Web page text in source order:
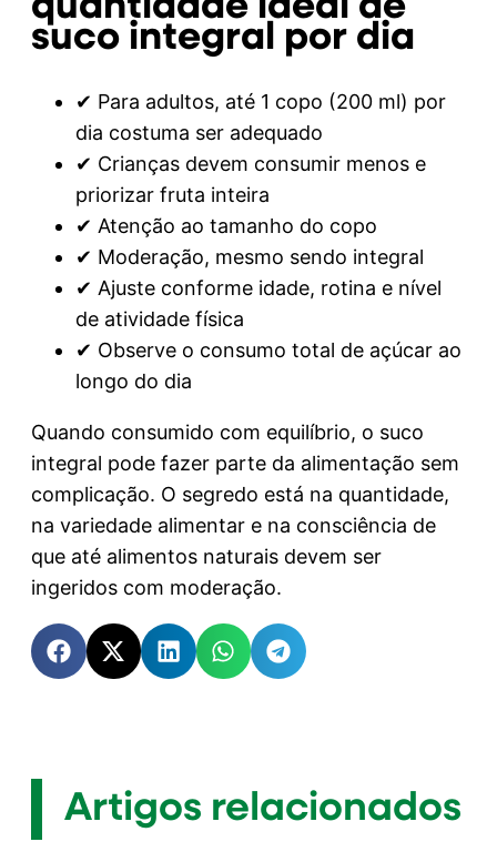
suco integral por dia
✔ Para adultos, até 1 copo (200 ml) por
dia costuma ser adequado
✔ Crianças devem consumir menos e
priorizar fruta inteira
✔ Atenção ao tamanho do copo
✔ Moderação, mesmo sendo integral
✔ Ajuste conforme idade, rotina e nível
de atividade física
✔ Observe o consumo total de açúcar ao
longo do dia
Quando consumido com equilíbrio, o suco
integral pode fazer parte da alimentação sem
complicação. O segredo está na quantidade,
na variedade alimentar e na consciência de
que até alimentos naturais devem ser
ingeridos com moderação.
Artigos relacionados